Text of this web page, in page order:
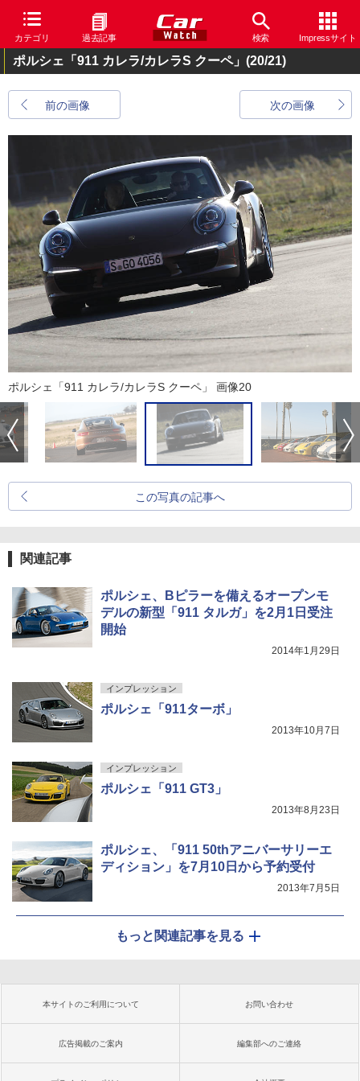
カテゴリ 過去記事 検索 Impressサイト
ポルシェ「911 カレラ/カレラS クーペ」 (20/21)
前の画像 次の画像
ポルシェ「911 カレラ/カレラS クーペ」 画像20
この写真の記事へ
関連記事
ポルシェ、Bピラーを備えるオープンモ
デルの新型「911 タルガ」を2月1日受注
開始
2014年1月29日
インプレッション
ポルシェ「911ターボ」
2013年10月7日
インプレッション
ポルシェ「911 GT3」
2013年8月23日
ポルシェ、「911 50thアニバーサリーエ
ディション」を7月10日から予約受付
2013年7月5日
もっと関連記事を見る
本サイトのご利用について お問い合わせ
広告掲載のご案内 編集部へのご連絡